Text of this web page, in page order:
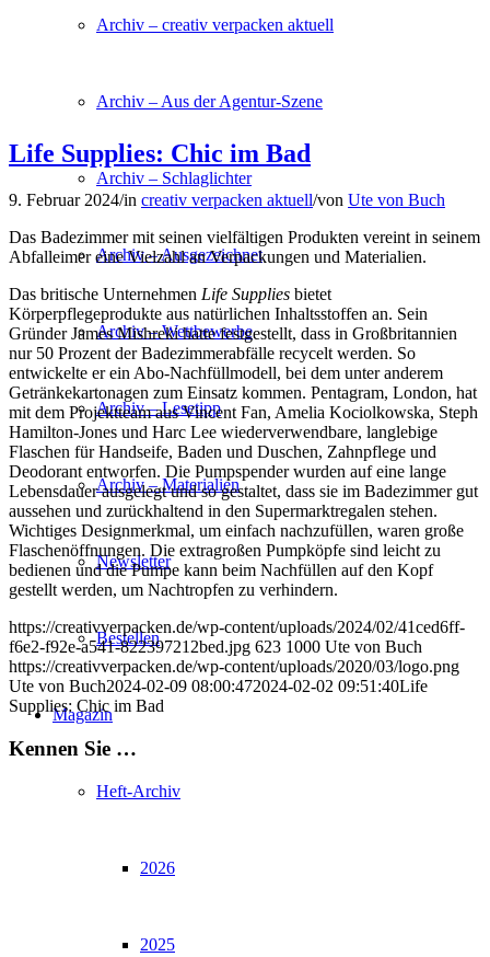
Archiv – creativ verpacken aktuell
Archiv – Aus der Agentur-Szene
Archiv – Schlaglichter
Archiv – Ausgezeichnet
Archiv – Wettbewerbe
Archiv – Lesetipp
Archiv – Materialien
Newsletter
Bestellen
Magazin
Heft-Archiv
2026
2025
Life Supplies: Chic im Bad
9. Februar 2024/in creativ verpacken aktuell/von Ute von Buch
Das Badezimmer mit seinen vielfältigen Produkten vereint in seinem
Abfalleimer eine Vielzahl an Verpackungen und Materialien.
Das britische Unternehmen Life Supplies bietet
Körperpflegeprodukte aus natürlichen Inhaltsstoffen an. Sein
Gründer James Mishreki hatte festgestellt, dass in Großbritannien
nur 50 Prozent der Badezimmerabfälle recycelt werden. So
entwickelte er ein Abo-Nachfüllmodell, bei dem unter anderem
Getränkekartonagen zum Einsatz kommen. Pentagram, London, hat
mit dem Projektteam aus Vincent Fan, Amelia Kociolkowska, Steph
Hamilton-Jones und Harc Lee wiederverwendbare, langlebige
Flaschen für Handseife, Baden und Duschen, Zahnpflege und
Deodorant entworfen. Die Pumpspender wurden auf eine lange
Lebensdauer ausgelegt und so gestaltet, dass sie im Badezimmer gut
aussehen und zurückhaltend in den Supermarktregalen stehen.
Wichtiges Designmerkmal, um einfach nachzufüllen, waren große
Flaschenöffnungen. Die extragroßen Pumpköpfe sind leicht zu
bedienen und die Pumpe kann beim Nachfüllen auf den Kopf
gestellt werden, um Nachtropfen zu verhindern.
https://creativverpacken.de/wp-content/uploads/2024/02/41ced6ff-
f6e2-f92e-a541-822397212bed.jpg 623 1000 Ute von Buch
https://creativverpacken.de/wp-content/uploads/2020/03/logo.png
Ute von Buch2024-02-09 08:00:472024-02-02 09:51:40Life
Supplies: Chic im Bad
Kennen Sie …